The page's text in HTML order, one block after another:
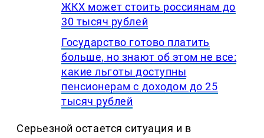
ЖКХ может стоить россиянам до
30 тысяч рублей
Государство готово платить
больше, но знают об этом не все:
какие льготы доступны
пенсионерам с доходом до 25
тысяч рублей
Серьезной остается ситуация и в